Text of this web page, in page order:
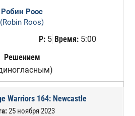
Робин Роос
(Robin Roos)
Р:5 Время:5:00
Решением
Warriors 164: Newcastle
25 ноября 2023